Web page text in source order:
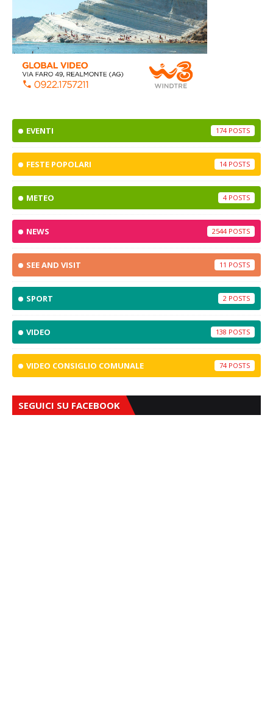
EVENTI 174
FESTE POPOLARI 14
METEO 4
NEWS 2544
SEE AND VISIT 11
SPORT 2
VIDEO 138
VIDEO CONSIGLIO COMUNALE 74
SEGUICI SU FACEBOOK